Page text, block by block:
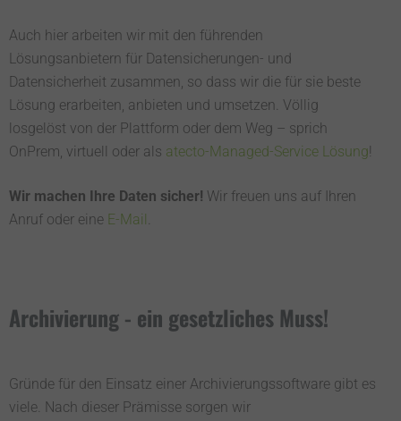
Auch hier arbeiten wir mit den führenden
Lösungsanbietern für Datensicherungen- und
Datensicherheit zusammen, so dass wir die für sie beste
Lösung erarbeiten, anbieten und umsetzen. Völlig
losgelöst von der Plattform oder dem Weg – sprich
OnPrem, virtuell oder als atecto-Managed-Service Lösung!
Wir machen Ihre Daten sicher! Wir freuen uns auf Ihren
Anruf oder eine E-Mail.
Archivierung - ein gesetzliches Muss!
Gründe für den Einsatz einer Archivierungssoftware gibt es
viele. Nach dieser Prämisse sorgen wir